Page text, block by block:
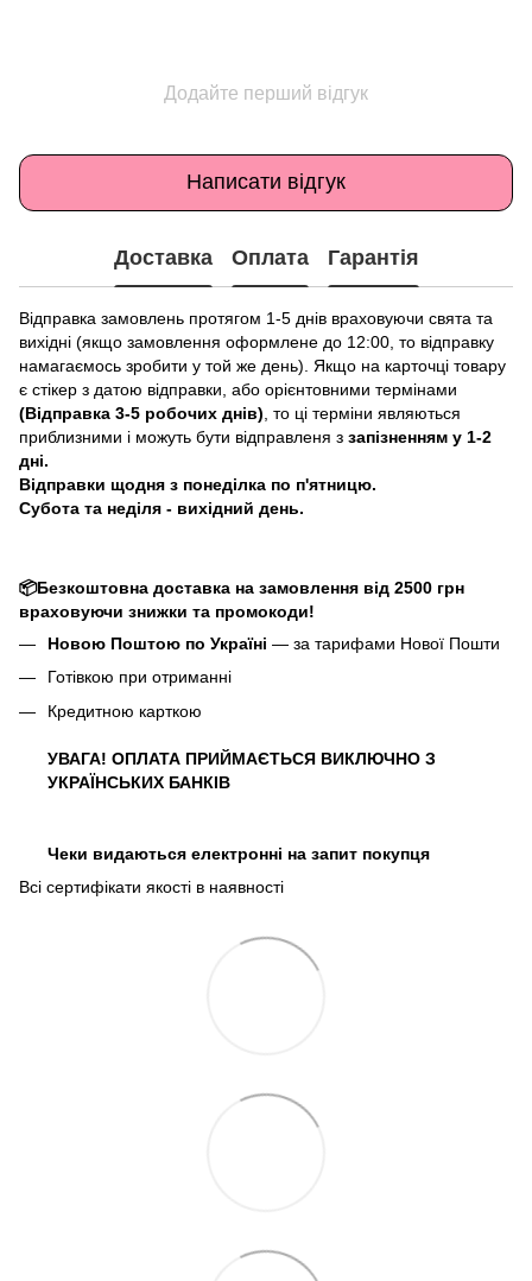
Додайте перший відгук
Написати відгук
Доставка Оплата Гарантія
Відправка замовлень протягом 1-5 днів враховуючи свята та
вихідні (якщо замовлення оформлене до 12:00, то відправку
намагаємось зробити у той же день). Якщо на карточці товару
є стікер з датою відправки, або орієнтовними термінами
(Відправка 3-5 робочих днів) , то ці терміни являються
приблизними і можуть бути відправленя з запізненням у 1-2
дні.
Відправки щодня з понеділка по п'ятницю.
Субота та неділя - вихідний день.
📦Безкоштовна доставка на замовлення від 2500 грн
враховуючи знижки та промокоди!
Новою Поштою по Україні — за тарифами Нової Пошти
Готівкою при отриманні
Кредитною карткою
УВАГА! ОПЛАТА ПРИЙМАЄТЬСЯ ВИКЛЮЧНО З
УКРАЇНСЬКИХ БАНКІВ
Чеки видаються електронні на запит покупця
Всі сертифікати якості в наявності